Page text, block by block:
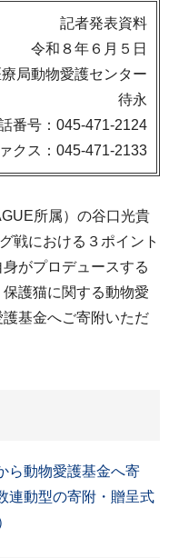
記者発表資料
令和８年６月５日
療局動物愛護センター
待永
番号：045-471-2124
クス：045-471-2133
所属）の谷口光貴
戦における３ポイント
がプロデュースする
護猫に関する動物愛
基金へご寄附いただ
ら動物愛護基金へ寄
連動型の寄附・贈呈式